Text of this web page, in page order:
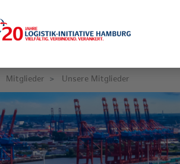
Mitglieder Unsere Mitglieder